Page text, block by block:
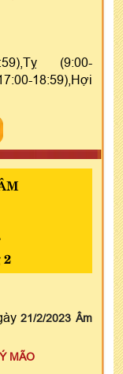
(9:00-
18:59),Hợi
21/2/2023 Âm
MÃO